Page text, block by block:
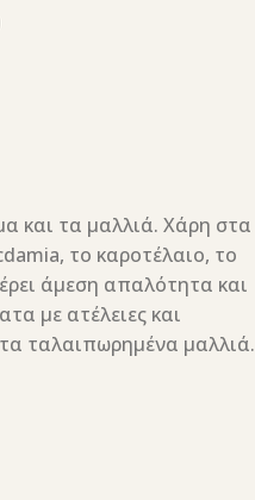
και τα μαλλιά. Χάρη στα
το καροτέλαιο, το
άμεση απαλότητα και
με ατέλειες και
ταλαιπωρημένα μαλλιά.